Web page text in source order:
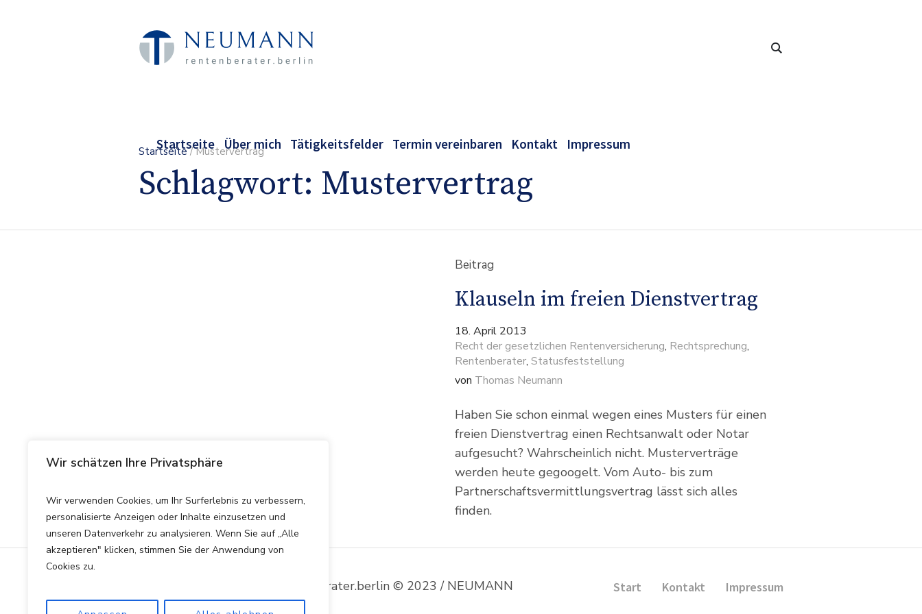
Wir schätzen Ihre Privatsphäre
Wir verwenden Cookies, um Ihr Surferlebnis zu verbessern,
personalisierte Anzeigen oder Inhalte einzusetzen und
unseren Datenverkehr zu analysieren. Wenn Sie auf „Alle
akzeptieren" klicken, stimmen Sie der Anwendung von
Cookies zu.
Startseite Über mich Tätigkeitsfelder Termin vereinbaren Kontakt Impressum
Startseite /Mustervertrag
Schlagwort: Mustervertrag
Beitrag
Klauseln im freien Dienstvertrag
18. April 2013
Recht der gesetzlichen Rentenversicherung, Rechtsprechung,
Rentenberater, Statusfeststellung
von Thomas Neumann
Haben Sie schon einmal wegen eines Musters für einen
freien Dienstvertrag einen Rechtsanwalt oder Notar
aufgesucht? Wahrscheinlich nicht. Musterverträge
werden heute gegoogelt. Vom Auto- bis zum
Partnerschaftsvermittlungsvertrag lässt sich alles
finden.
Start Kontakt Impressum
/ rentenberater.berlin © 2023 / NEUMANN
Rentenberatung